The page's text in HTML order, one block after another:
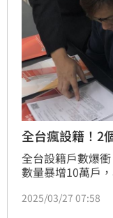
全台瘋設籍！2
全台設籍戶數爆
數量暴增10萬戶
屋交易熱絡，而前
2025/03/27 07:58